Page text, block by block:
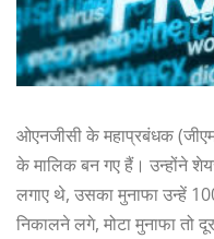
ओएनजीसी के महाप्रबंधक
के मालिक बन गए हैं। उन्होंने
लगाए थे, उसका मुनाफा उन्हें
निकालने लगे, मोटा मुनाफा तो